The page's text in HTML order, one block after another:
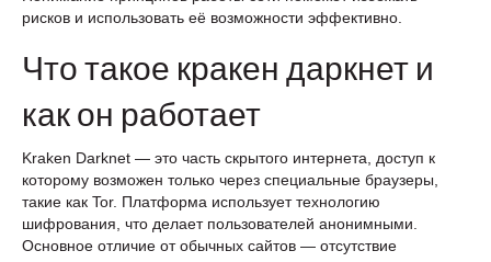
рисков и использовать её возможности эффективно.
Что такое кракен даркнет и
как он работает
Kraken Darknet — это часть скрытого интернета, доступ к
которому возможен только через специальные браузеры,
такие как Tor. Платформа использует технологию
шифрования, что делает пользователей анонимными.
Основное отличие от обычных сайтов — отсутствие